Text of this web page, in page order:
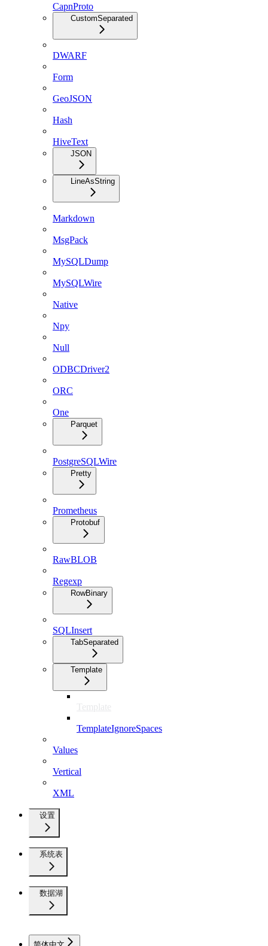
CapnProto
CustomSeparated
DWARF
Form
GeoJSON
Hash
HiveText
JSON
LineAsString
Markdown
MsgPack
MySQLDump
MySQLWire
Native
Npy
Null
ODBCDriver2
ORC
One
Parquet
PostgreSQLWire
Pretty
Prometheus
Protobuf
RawBLOB
Regexp
RowBinary
SQLInsert
TabSeparated
Template
Template
TemplateIgnoreSpaces
Values
Vertical
XML
设置
系统表
数据湖